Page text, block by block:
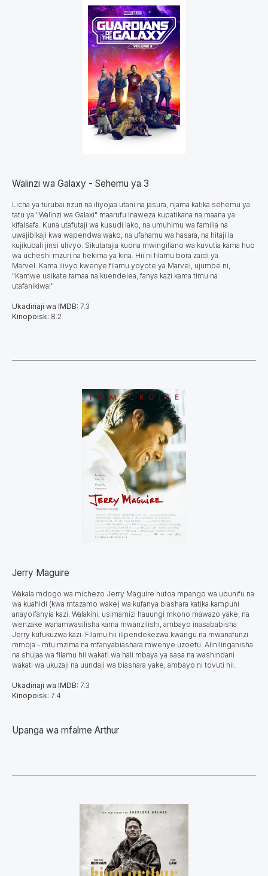
Walinzi wa Galaxy - Sehemu ya 3
Licha ya turubai nzuri na iliyojaa utani na jasura, njama katika sehemu ya
tatu ya "Walinzi wa Galaxi" maarufu inaweza kupatikana na maana ya
kifalsafa. Kuna utafutaji wa kusudi lako, na umuhimu wa familia na
uwajibikaji kwa wapendwa wako, na ufahamu wa hasara, na hitaji la
kujikubali jinsi ulivyo. Sikutarajia kuona mwingiliano wa kuvutia kama huo
wa ucheshi mzuri na hekima ya kina. Hii ni filamu bora zaidi ya
Marvel. Kama ilivyo kwenye filamu yoyote ya Marvel, ujumbe ni,
"Kamwe usikate tamaa na kuendelea, fanya kazi kama timu na
utafanikiwa!"
Ukadiriaji wa IMDB: 7.3
Kinopoisk: 8.2
Jerry Maguire
Wakala mdogo wa michezo Jerry Maguire hutoa mpango wa ubunifu na
wa kuahidi (kwa mtazamo wake) wa kufanya biashara katika kampuni
anayoifanyia kazi. Walakini, usimamizi hauungi mkono mawazo yake, na
wenzake wanamwasilisha kama mwanzilishi, ambayo inasababisha
Jerry kufukuzwa kazi. Filamu hii ilipendekezwa kwangu na mwanafunzi
mmoja - mtu mzima na mfanyabiashara mwenye uzoefu. Alinilinganisha
na shujaa wa filamu hii wakati wa hali mbaya ya sasa na washindani
wakati wa ukuzaji na uundaji wa biashara yake, ambayo ni tovuti hii.
Ukadiriaji wa IMDB: 7.3
Kinopoisk: 7.4
Upanga wa mfalme Arthur